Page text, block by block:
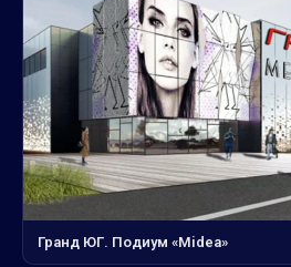
Гранд ЮГ. Подиум «Midea»